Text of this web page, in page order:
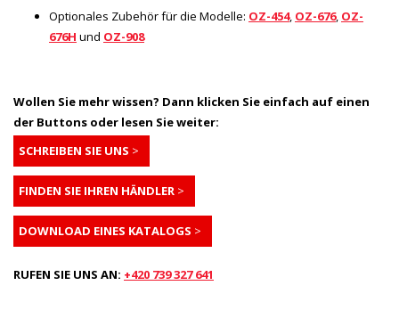
Optionales Zubehör für die Modelle: OZ-454, OZ-676, OZ-
676H und OZ-908
Wollen Sie mehr wissen? Dann klicken Sie einfach auf einen
der Buttons oder lesen Sie weiter:
SCHREIBEN SIE UNS >
FINDEN SIE IHREN HÄNDLER >
DOWNLOAD EINES KATALOGS >
RUFEN SIE UNS AN: +420 739 327 641